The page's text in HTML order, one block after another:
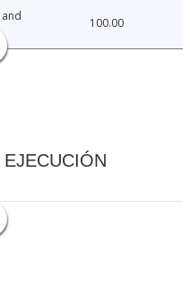
100.00